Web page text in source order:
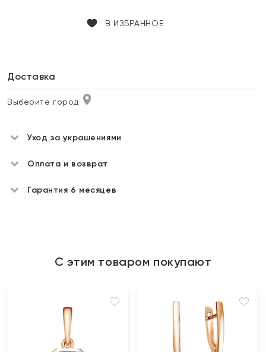
В ИЗБРАННОЕ
Доставка
Выберите город
Уход за украшениями
Оплата и возврат
Гарантия 6 месяцев
С этим товаром покупают